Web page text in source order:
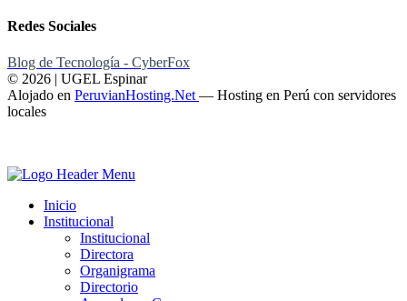
Redes Sociales
Blog de Tecnología - CyberFox
© 2026 | UGEL Espinar
Alojado en PeruvianHosting.Net — Hosting en Perú con servidores
locales
Inicio
Institucional
Institucional
Directora
Organigrama
Directorio